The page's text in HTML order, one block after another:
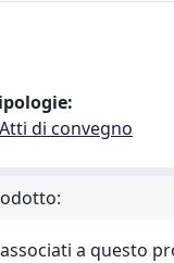
di convegno
a questo